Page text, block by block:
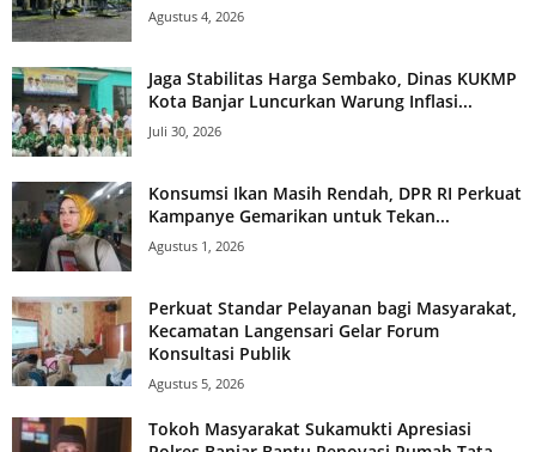
Agustus 4, 2026
Jaga Stabilitas Harga Sembako, Dinas KUKMP
Kota Banjar Luncurkan Warung Inflasi...
Juli 30, 2026
Konsumsi Ikan Masih Rendah, DPR RI Perkuat
Kampanye Gemarikan untuk Tekan...
Agustus 1, 2026
Perkuat Standar Pelayanan bagi Masyarakat,
Kecamatan Langensari Gelar Forum
Konsultasi Publik
Agustus 5, 2026
Tokoh Masyarakat Sukamukti Apresiasi